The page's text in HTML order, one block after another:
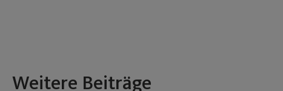
Weitere Beiträge